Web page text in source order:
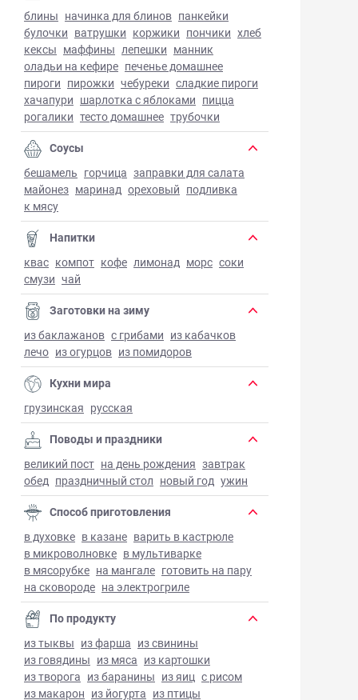
блины начинка для блинов панкейки
булочки ватрушки коржики пончики хлеб
кексы маффины лепешки манник
оладьи на кефире печенье домашнее
пироги пирожки чебуреки сладкие пироги
хачапури шарлотка с яблоками пицца
рогалики тесто домашнее трубочки
Соусы
бешамель горчица заправки для салата
майонез маринад ореховый подливка
к мясу
Напитки
квас компот кофе лимонад морс соки
смузи чай
Заготовки на зиму
из баклажанов с грибами из кабачков
лечо из огурцов из помидоров
Кухни мира
грузинская русская
Поводы и праздники
великий пост на день рождения завтрак
обед праздничный стол новый год ужин
Способ приготовления
в духовке в казане варить в кастрюле
в микроволновке в мультиварке
в мясорубке на мангале готовить на пару
на сковороде на электрогриле
По продукту
из тыквы из фарша из свинины
из говядины из мяса из картошки
из творога из баранины из яиц с рисом
из макарон из йогурта из птицы